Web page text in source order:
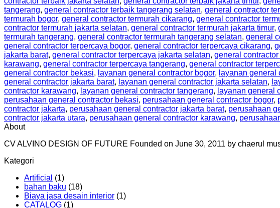
tangerang, general contractor terbaik tangerang selatan, general contractor
termurah bogor, general contractor termurah cikarang, general contractor
contractor termurah jakarta selatan, general contractor termurah jakarta timur,
termurah tangerang, general contractor termurah tangerang selatan, general
general contractor terpercaya bogor, general contractor terpercaya cikarang,
jakarta barat, general contractor terpercaya jakarta selatan, general
karawang, general contractor terpercaya tangerang, general contractor
general contractor bekasi, layanan general contractor bogor, layanan general
general contractor jakarta barat, layanan general contractor jakarta selatan,
contractor karawang, layanan general contractor tangerang, layanan general
perusahaan general contractor bekasi, perusahaan general contractor bogor,
contractor jakarta, perusahaan general contractor jakarta barat, perusahaan
contractor jakarta utara, perusahaan general contractor karawang,
About
CV ALVINO DESIGN OF FUTURE Founded on June 30, 2011 by chaerul
Kategori
Artificial (1)
bahan baku (18)
Biaya jasa desain interior (1)
CATALOG (1)